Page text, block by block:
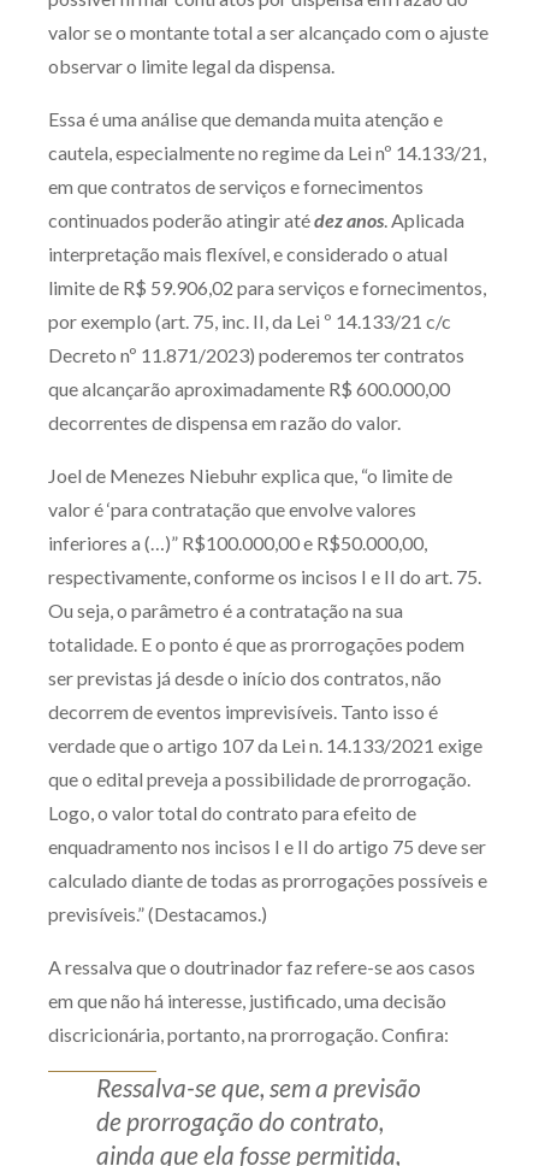
valor se o montante total a ser alcançado com o ajuste
observar o limite legal da dispensa.
Essa é uma análise que demanda muita atenção e
cautela, especialmente no regime da Lei nº 14.133/21,
em que contratos de serviços e fornecimentos
continuados poderão atingir atédez anos. Aplicada
interpretação mais flexível, e considerado o atual
limite de R$ 59.906,02 para serviços e fornecimentos,
por exemplo (art. 75, inc. II, da Lei º 14.133/21 c/c
Decreto nº 11.871/2023) poderemos ter contratos
que alcançarão aproximadamente R$ 600.000,00
decorrentes de dispensa em razão do valor.
Joel de Menezes Niebuhr explica que, “o limite de
valor é ‘para contratação que envolve valores
inferiores a (…)” R$100.000,00 e R$50.000,00,
respectivamente, conforme os incisos I e II do art. 75.
Ou seja, o parâmetro é a contratação na sua
totalidade. E o ponto é que as prorrogações podem
ser previstas já desde o início dos contratos, não
decorrem de eventos imprevisíveis. Tanto isso é
verdade que o artigo 107 da Lei n. 14.133/2021 exige
que o edital preveja a possibilidade de prorrogação.
Logo, o valor total do contrato para efeito de
enquadramento nos incisos I e II do artigo 75 deve ser
calculado diante de todas as prorrogações possíveis e
previsíveis.” (Destacamos.)
A ressalva que o doutrinador faz refere-se aos casos
em que não há interesse, justificado, uma decisão
discricionária, portanto, na prorrogação. Confira:
Ressalva-se que, sem a previsão
de prorrogação do contrato,
ainda que ela fosse permitida,